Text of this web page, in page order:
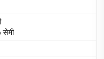
सेमी